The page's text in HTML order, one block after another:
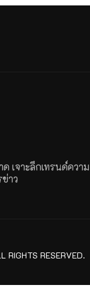
เจาะลึกเทรนด์ความ
าว
RESERVED.